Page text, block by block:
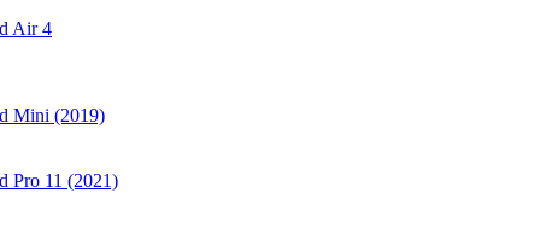
Air 4
Mini (2019)
Pro 11 (2021)